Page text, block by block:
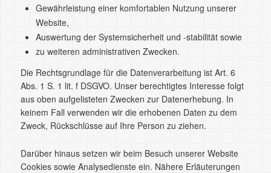
Gewährleistung einer komfortablen Nutzung unserer
Website,
Auswertung der Systemsicherheit und -stabilität sowie
zu weiteren administrativen Zwecken.
Die Rechtsgrundlage für die Datenverarbeitung ist Art. 6
Abs. 1 S. 1 lit. f DSGVO. Unser berechtigtes Interesse folgt
aus oben aufgelisteten Zwecken zur Datenerhebung. In
keinem Fall verwenden wir die erhobenen Daten zu dem
Zweck, Rückschlüsse auf Ihre Person zu ziehen.
Darüber hinaus setzen wir beim Besuch unserer Website
Cookies sowie Analysedienste ein. Nähere Erläuterungen